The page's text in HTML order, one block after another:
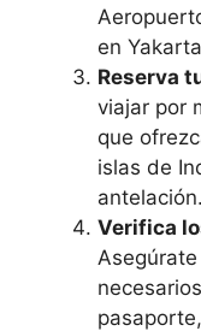
en
Reserva
viajar por
que
islas de
antelación.
Verifica